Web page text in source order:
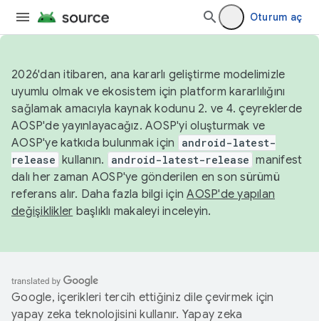
Oturum aç
2026'dan itibaren, ana kararlı geliştirme modelimizle
uyumlu olmak ve ekosistem için platform kararlılığını
sağlamak amacıyla kaynak kodunu 2. ve 4. çeyreklerde
AOSP'de yayınlayacağız. AOSP'yi oluşturmak ve
AOSP'ye katkıda bulunmak için
android-latest-
release kullanın. android-latest-release manifest
dalı her zaman AOSP'ye gönderilen en son sürümü
referans alır. Daha fazla bilgi içinAOSP'de yapılan
değişiklikler başlıklı makaleyi inceleyin.
Google, içerikleri tercih ettiğiniz dile çevirmek için
yapay zeka teknolojisini kullanır. Yapay zeka